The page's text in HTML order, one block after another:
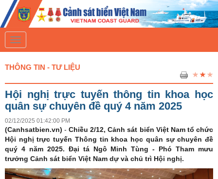
T
o
g
l
a
v
i
g
t
i
o
n
THÔNG TIN - TƯ LIỆU
Hội nghị trực tuyến thông tin khoa học
quân sự chuyên đề quý 4 năm 2025
02/12/2025 01:42:00 PM
(Canhsatbien.vn) - Chiều 2/12, Cảnh sát biển Việt Nam tổ chức
Hội nghị trực tuyến Thông tin khoa học quân sự chuyên đề
quý 4 năm 2025. Đại tá Ngô Minh Tùng - Phó Tham mưu
trưởng Cảnh sát biển Việt Nam dự và chủ trì Hội nghị.